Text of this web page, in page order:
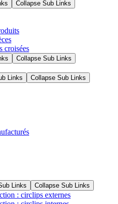
Collapse Sub Links
croisées
Collapse Sub Links
Links Collapse Sub Links
Links Collapse Sub Links
: circlips externes